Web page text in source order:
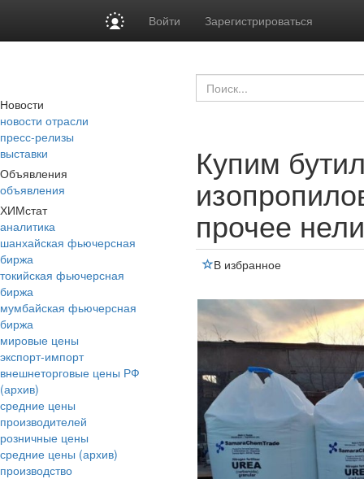
Войти Зарегистрироваться
Новости
новости отрасли
пресс-релизы
выставки
Объявления
объявления
ХИМстат
аналитика
шанхайская фьючерсная
биржа
токийская фьючерсная
биржа
мумбайская фьючерсная
биржа
мировые цены
экспорт-импорт
внешнеторговые цены РФ
(архив)
средние цены
производителей
розничные цены
средние цены (архив)
производство
Купим
прочее
В избранное